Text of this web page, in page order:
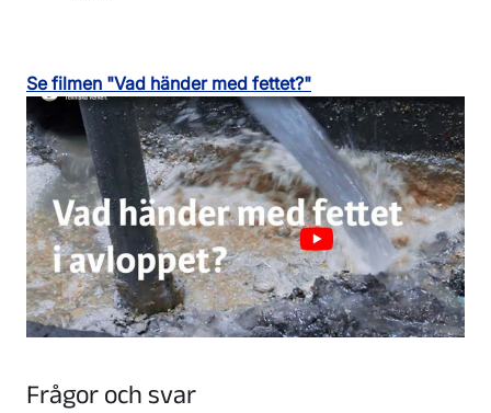
Se filmen "Vad händer med fettet?"
Frågor och svar